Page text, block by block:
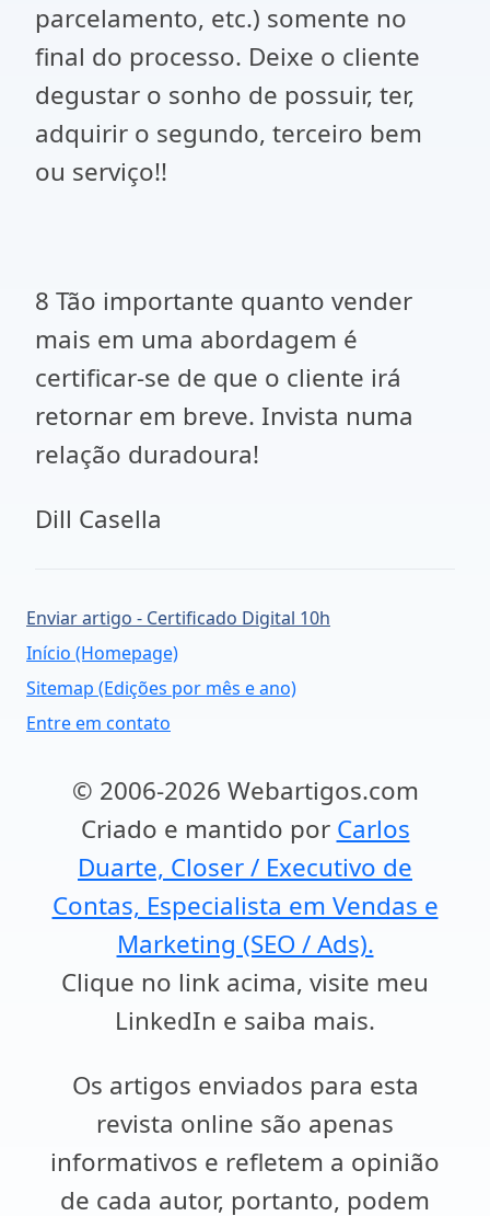
parcelamento, etc.) somente no
final do processo. Deixe o cliente
degustar o sonho de possuir, ter,
adquirir o segundo, terceiro bem
ou serviço!!
8 Tão importante quanto vender
mais em uma abordagem é
certificar-se de que o cliente irá
retornar em breve. Invista numa
relação duradoura!
Dill Casella
Enviar artigo - Certificado Digital 10h
Início (Homepage)
Sitemap (Edições por mês e ano)
Entre em contato
© 2006-2026 Webartigos.com
Criado e mantido por Carlos
Duarte, Closer / Executivo de
Contas, Especialista em Vendas e
Marketing (SEO / Ads).
Clique no link acima, visite meu
LinkedIn e saiba mais.
Os artigos enviados para esta
revista online são apenas
informativos e refletem a opinião
de cada autor, portanto, podem